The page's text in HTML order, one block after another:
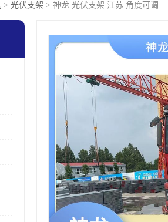
> 光伏支架 > 神龙 光伏支架 江苏 角度可调